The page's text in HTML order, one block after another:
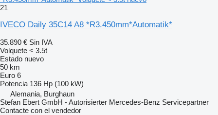
21
IVECO Daily 35C14 A8 *R3.450mm*Automatik*
35.890 € Sin IVA
Volquete < 3.5t
Estado nuevo
50 km
Euro 6
Potencia 136 Hp (100 kW)
Alemania, Burghaun
Stefan Ebert GmbH - Autorisierter Mercedes-Benz Servicepartner
Contacte con el vendedor